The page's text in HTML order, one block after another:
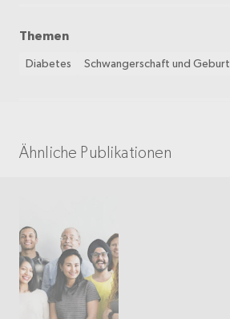
Themen
Diabetes Schwangerschaft und Geburt
Ähnliche Publikationen